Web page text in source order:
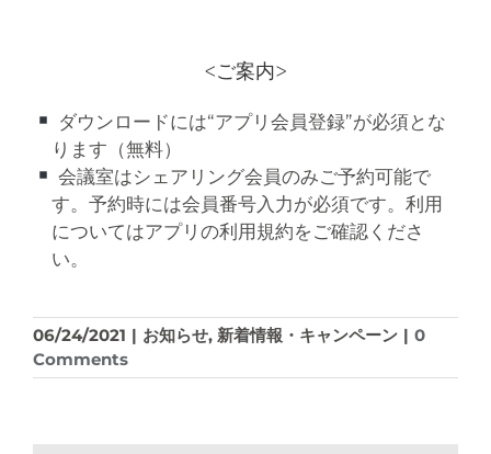
<ご案内>
ダウンロードには“アプリ会員登録”が必須とな
ります（無料）
会議室はシェアリング会員のみご予約可能で
す。予約時には会員番号入力が必須です。利用
についてはアプリの利用規約をご確認くださ
い。
06/24/2021 | お知らせ, 新着情報・キャンペーン | 0
Comments